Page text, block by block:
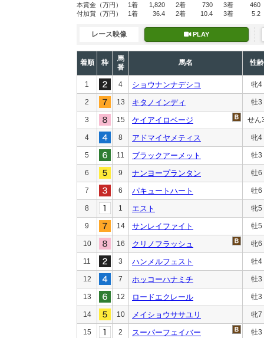
本賞金 （万円） 1着 1,820 2着 730 3着
460
付加賞 （万円） 1着 36.4 2着 10.4 3着 5.2
レース映像 PLAY
着順 枠
馬
番
馬名 性齢
1 4 ショウナンナデシコ 牝4
2 13 キタノインディ 牡3
3 15 ケイアイロベージ せん
4 8 アドマイヤメティス 牝4
5 11 ブラックアーメット 牡3
6 9 ナンヨープランタン 牡6
7 6 パキュートハート 牡6
8 1 エスト 牝5
9 14 サンレイファイト 牡5
10 16 クリノフラッシュ 牝6
11 3 ハンメルフェスト 牡4
12 7 ホッコーハナミチ 牡3
13 12 ロードエクレール 牡3
14 10 メイショウササユリ 牝7
15 2 スーパーフェイバー 牡3